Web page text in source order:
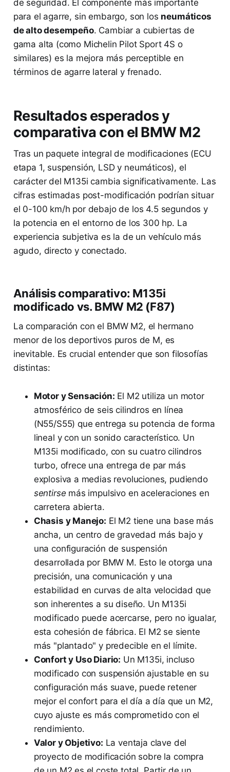
de seguridad. El componente más importante
para el agarre, sin embargo, son los neumáticos
de alto desempeño. Cambiar a cubiertas de
gama alta (como Michelin Pilot Sport 4S o
similares) es la mejora más perceptible en
términos de agarre lateral y frenado.
Resultados esperados y
comparativa con el BMW M2
Tras un paquete integral de modificaciones (ECU
etapa 1, suspensión, LSD y neumáticos), el
carácter del M135i cambia significativamente. Las
cifras estimadas post-modificación podrían situar
el 0-100 km/h por debajo de los 4.5 segundos y
la potencia en el entorno de los 300 hp. La
experiencia subjetiva es la de un vehículo más
agudo, directo y conectado.
Análisis comparativo: M135i
modificado vs. BMW M2 (F87)
La comparación con el BMW M2, el hermano
menor de los deportivos puros de M, es
inevitable. Es crucial entender que son filosofías
distintas:
Motor y Sensación: El M2 utiliza un motor
atmosférico de seis cilindros en línea
(N55/S55) que entrega su potencia de forma
lineal y con un sonido característico. Un
M135i modificado, con su cuatro cilindros
turbo, ofrece una entrega de par más
explosiva a medias revoluciones, pudiendo
sentirse más impulsivo en aceleraciones en
carretera abierta.
Chasis y Manejo: El M2 tiene una base más
ancha, un centro de gravedad más bajo y
una configuración de suspensión
desarrollada por BMW M. Esto le otorga una
precisión, una comunicación y una
estabilidad en curvas de alta velocidad que
son inherentes a su diseño. Un M135i
modificado puede acercarse, pero no igualar,
esta cohesión de fábrica. El M2 se siente
más "plantado" y predecible en el límite.
Confort y Uso Diario: Un M135i, incluso
modificado con suspensión ajustable en su
configuración más suave, puede retener
mejor el confort para el día a día que un M2,
cuyo ajuste es más comprometido con el
rendimiento.
Valor y Objetivo: La ventaja clave del
proyecto de modificación sobre la compra